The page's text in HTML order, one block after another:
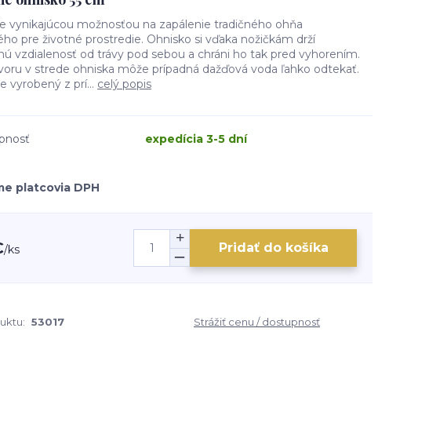
vynikajúcou možnosťou na zapálenie tradičného ohňa
pre životné prostredie. Ohnisko si vďaka nožičkám drží
vzdialenosť od trávy pod sebou a chráni ho tak pred vyhorením.
v strede ohniska môže prípadná dažďová voda ľahko odtekať.
vyrobený z prí... celý popis
expedícia 3-5 dní
platcovia DPH
/ks Pridať do košíka
53017 Strážiť cenu / dostupnosť